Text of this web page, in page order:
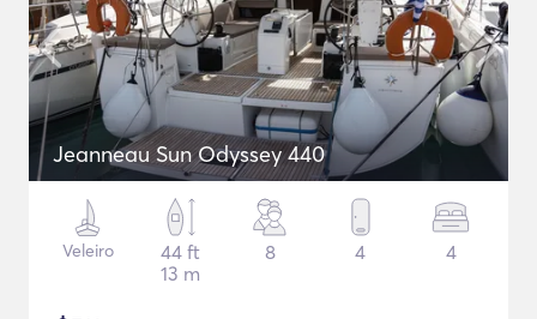
Jeanneau Sun Odyssey 440
Veleiro
44 ft
13 m
8 4 4